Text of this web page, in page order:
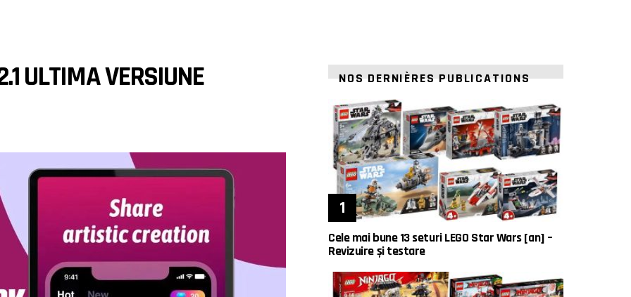
ULTIMA VERSIUNE NOS DERNIÈRES PUBLICATIONS
Cele mai bune 13 seturi LEGO Star Wars [an] –
Revizuire și testare